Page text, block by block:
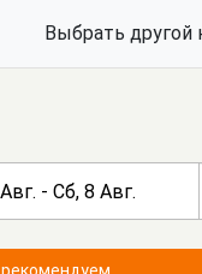
Выбрать другой